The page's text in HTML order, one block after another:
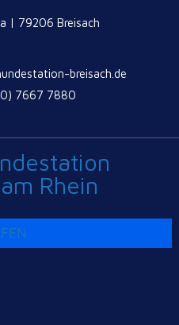
| 79206 Breisach
breisach.de
7667 7880
Rhein